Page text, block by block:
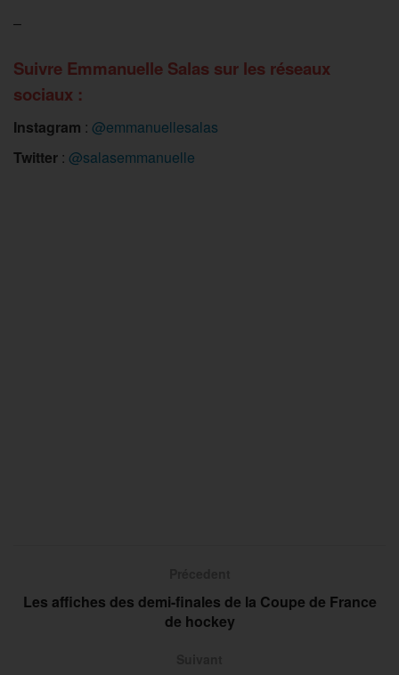
–
Suivre Emmanuelle Salas sur les réseaux
sociaux :
Instagram : @emmanuellesalas
Twitter : @salasemmanuelle
Les affiches des demi-finales de la Coupe de France
de hockey